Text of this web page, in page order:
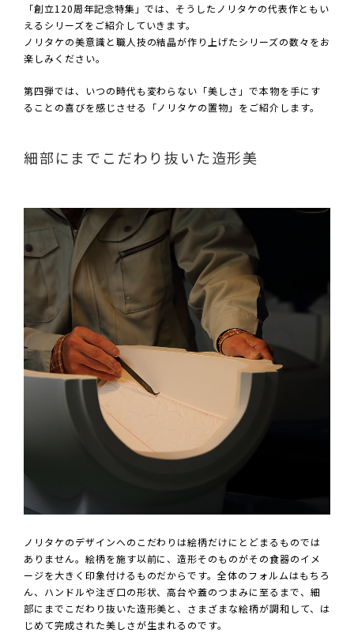
「創立120周年記念特集」では、そうしたノリタケの代表作ともい
えるシリーズをご紹介していきます。
ノリタケの美意識と職人技の結晶が作り上げたシリーズの数々をお
楽しみください。
第四弾では、いつの時代も変わらない「美しさ」で本物を手にす
ることの喜びを感じさせる「ノリタケの置物」をご紹介します。
細部にまでこだわり抜いた造形美
ノリタケのデザインへのこだわりは絵柄だけにとどまるものでは
ありません。絵柄を施す以前に、造形そのものがその食器のイメ
ージを大きく印象付けるものだからです。全体のフォルムはもちろ
ん、ハンドルや注ぎ口の形状、高台や蓋のつまみに至るまで、細
部にまでこだわり抜いた造形美と、さまざまな絵柄が調和して、は
じめて完成された美しさが生まれるのです。